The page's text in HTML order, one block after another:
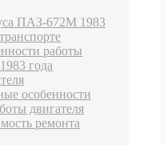
ПАЗ-672М 1983
работы
года
особенности
двигателя
ремонта